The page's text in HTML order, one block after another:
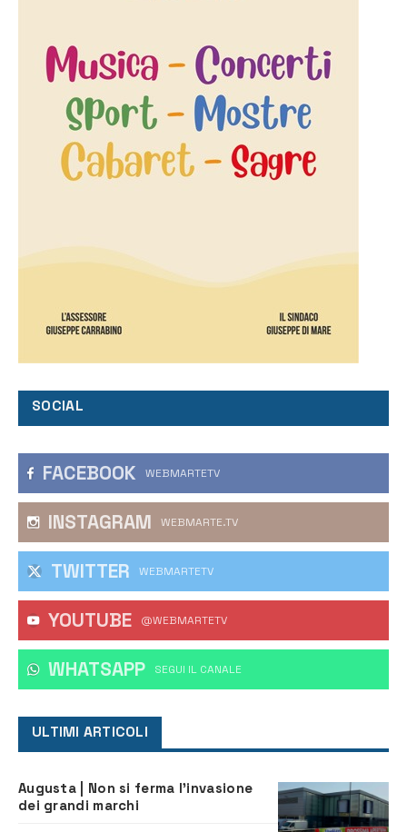
SOCIAL
FACEBOOK WEBMARTETV
INSTAGRAM WEBMARTE.TV
TWITTER WEBMARTETV
YOUTUBE @WEBMARTETV
WHATSAPP ‎SEGUI IL CANALE
ULTIMI ARTICOLI
Augusta | Non si ferma l’invasione
dei grandi marchi